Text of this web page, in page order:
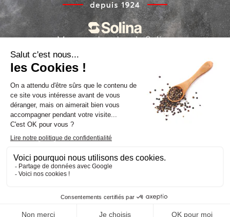
Marques locales de Solina
La politique de confidentialité
Facebook
LinkedIn